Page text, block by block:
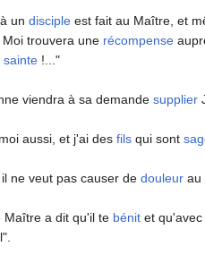
un disciple est fait au Maître, et
trouvera une récompense
sainte !..."
viendra à sa demande supplier
aussi, et j'ai des fils qui sont
ne veut pas causer de douleur au
Maître a dit qu'il te bénit et